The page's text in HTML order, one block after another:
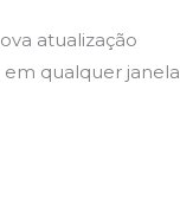
atualização
qualquer janela